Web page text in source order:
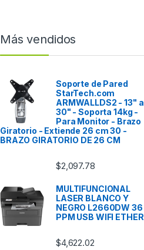
Más vendidos
Soporte de Pared
StarTech.com
ARMWALLDS2 - 13" a
30" - Soporta 14kg -
Para Monitor - Brazo
Giratorio - Extiende 26 cm 30 -
BRAZO GIRATORIO DE 26 CM
$2,097.78
MULTIFUNCIONAL
LASER BLANCO Y
NEGRO L2660DW 36
PPM USB WIFI ETHER
$4,622.02